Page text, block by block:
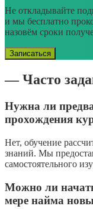
Не откладывайте
и мы бесплатно
назовём сроки
Записаться
— Часто
Нужна ли
прохождения
Нет, обучение
знаний. Мы
самостоятельного
Можно ли
мере найма